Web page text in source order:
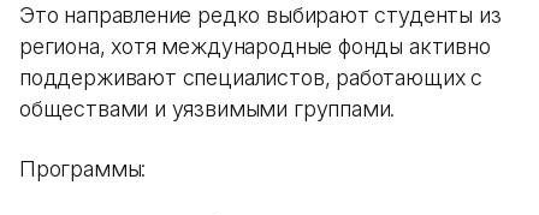
Это направление редко выбирают студенты из
региона, хотя международные фонды активно
поддерживают специалистов, работающих с
обществами и уязвимыми группами.
Программы: